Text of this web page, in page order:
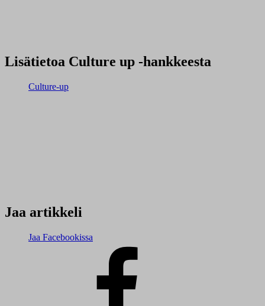
Lisätietoa Culture up -hankkeesta
Culture-up
Jaa artikkeli
Jaa Facebookissa